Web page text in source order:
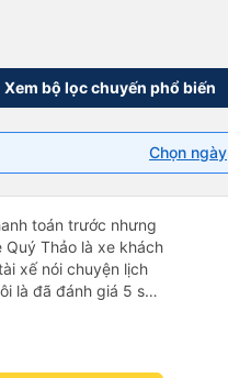
Xem bộ lọc chuyến phổ biến
Chọn ngày
toán trước nhưng
Thảo là xe khách
xế nói chuyện lịch
là đã đánh giá 5 sao
chứ không có